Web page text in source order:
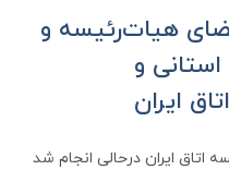
هیات‌رئیسه و
و
ایران
اتاق ایران درحالی انجام شد